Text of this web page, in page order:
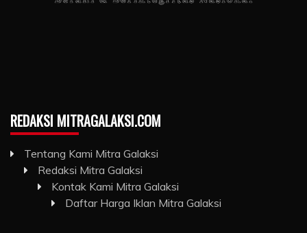
REDAKSI MITRAGALAKSI.COM
Tentang Kami Mitra Galaksi
Redaksi Mitra Galaksi
Kontak Kami Mitra Galaksi
Daftar Harga Iklan Mitra Galaksi